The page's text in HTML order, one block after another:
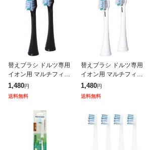
替えブラシ ドルツ専用
イオン用 マルチフィッ
トタイプ パナソニック
Panasonic EW0909-K
(2本入) 黒
1,480円
送料無料
替えブラシ ドルツ専用
イオン用 マルチフィッ
トタイプ パナソニック
Panasonic EW0909-W
(2本入) 白
1,480円
送料無料